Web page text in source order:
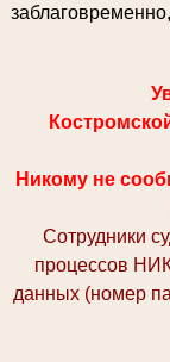
Никому не
Сотрудники
процессов
данных (номер